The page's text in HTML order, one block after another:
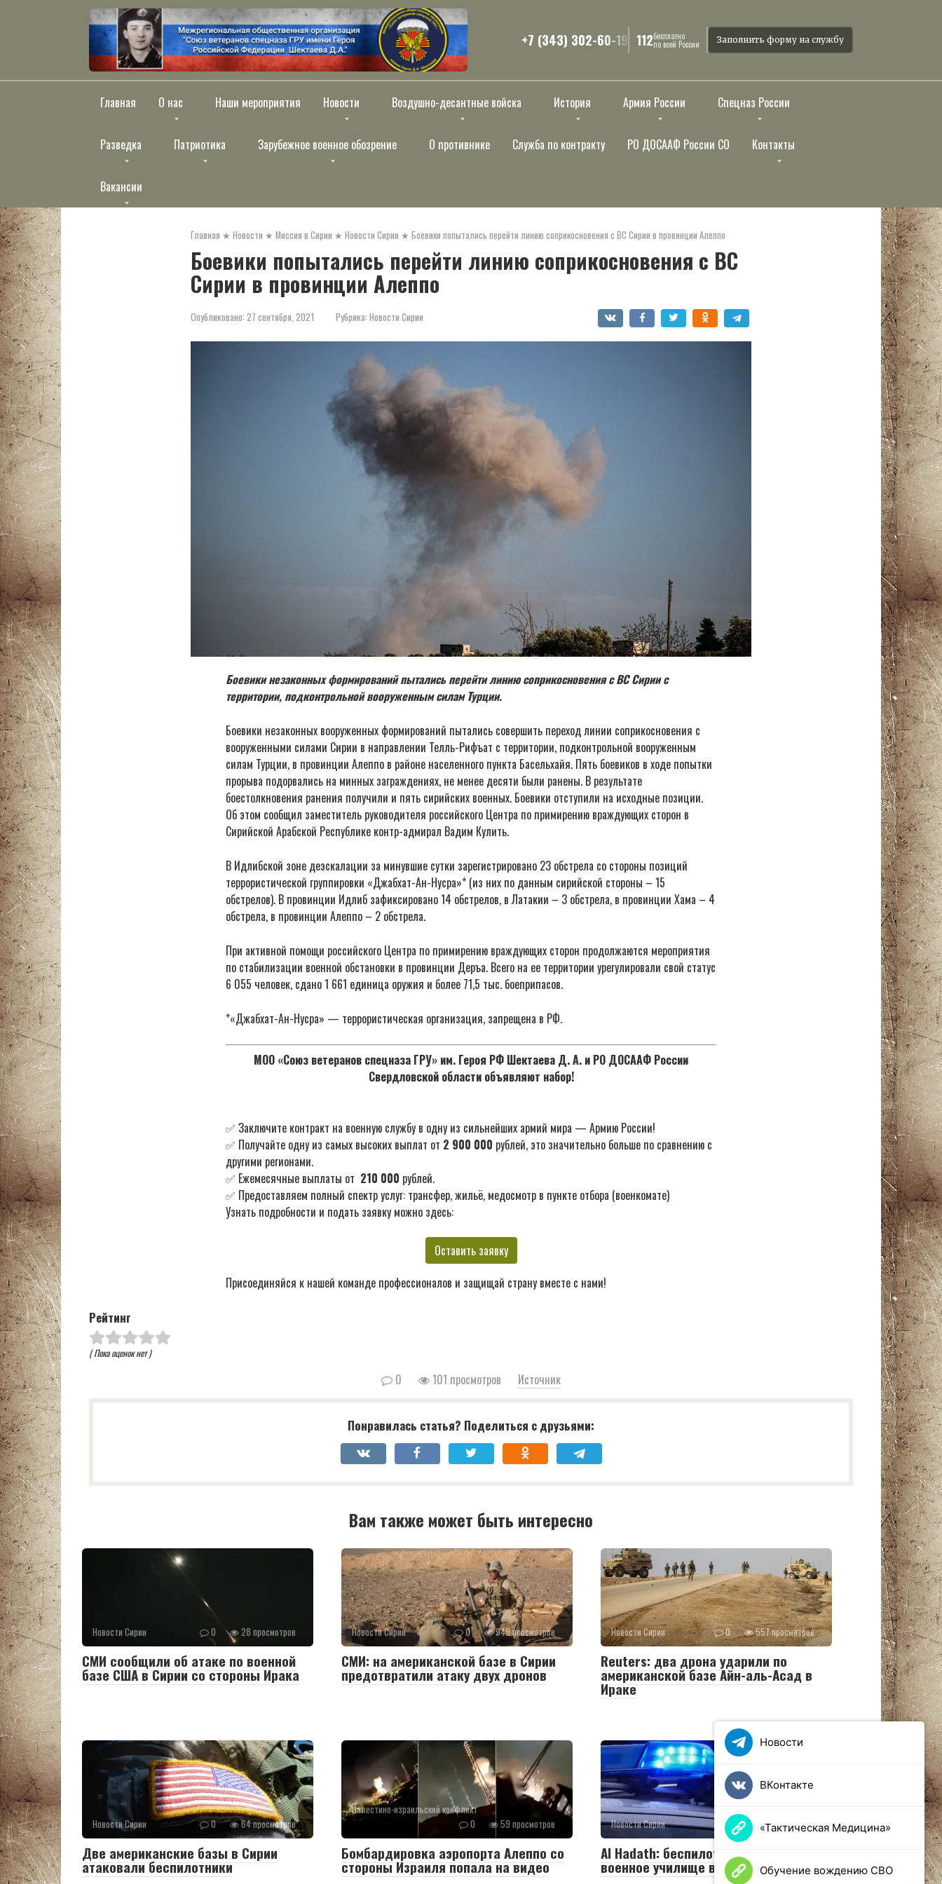
+7 (343) 302-60-19 112бесплатно
по всей России Заполнить форму на службу
Главная О нас Наши мероприятия Новости Воздушно-десантные войска История Армия России Спецназ России
Разведка Патриотика Зарубежное военное обозрение О противнике Служба по контракту РО ДОСААФ России СО Контакты
Вакансии
Главная ★ Новости ★ Миссия в Сирии ★ Новости Сирии ★ Боевики попытались перейти линию соприкосновения с ВС Сирии в провинции Алеппо
Боевики попытались перейти линию соприкосновения с ВС
Сирии в провинции Алеппо
Опубликовано: 27 сентября, 2021 Рубрика: Новости Сирии
Боевики незаконных формирований пытались перейти линию соприкосновения с ВС Сирии с
территории, подконтрольной вооруженным силам Турции.
Боевики незаконных вооруженных формирований пытались совершить переход линии соприкосновения с
вооруженными силами Сирии в направлении Телль-Рифъат с территории, подконтрольной вооруженным
силам Турции, в провинции Алеппо в районе населенного пункта Басельхайя. Пять боевиков в ходе попытки
прорыва подорвались на минных заграждениях, не менее десяти были ранены. В результате
боестолкновения ранения получили и пять сирийских военных. Боевики отступили на исходные позиции.
Об этом сообщил заместитель руководителя российского Центра по примирению враждующих сторон в
Сирийской Арабской Республике контр-адмирал Вадим Кулить.
В Идлибской зоне деэскалации за минувшие сутки зарегистрировано 23 обстрела со стороны позиций
террористической группировки «Джабхат-Ан-Нусра»* (из них по данным сирийской стороны – 15
обстрелов). В провинции Идлиб зафиксировано 14 обстрелов, в Латакии – 3 обстрела, в провинции Хама – 4
обстрела, в провинции Алеппо – 2 обстрела.
При активной помощи российского Центра по примирению враждующих сторон продолжаются мероприятия
по стабилизации военной обстановки в провинции Деръа. Всего на ее территории урегулировали свой статус
6 055 человек, сдано 1 661 единица оружия и более 71,5 тыс. боеприпасов.
*«Джабхат-Ан-Нусра» — террористическая организация, запрещена в РФ.
МОО «Союз ветеранов спецназа ГРУ» им. Героя РФ Шектаева Д. А. и РО ДОСААФ России
Свердловской области объявляют набор!
✅ Заключите контракт на военную службу в одну из сильнейших армий мира — Армию России!
✅ Получайте одну из самых высоких выплат от 2 900 000 рублей, это значительно больше по сравнению с
другими регионами.
✅ Ежемесячные выплаты от 210 000 рублей.
✅ Предоставляем полный спектр услуг: трансфер, жильё, медосмотр в пункте отбора (военкомате)
Узнать подробности и подать заявку можно здесь:
Оставить заявку
Присоединяйся к нашей команде профессионалов и защищай страну вместе с нами!
Рейтинг
( Пока оценок нет )
0 101 просмотров Источник
Понравилась статья? Поделиться с друзьями:
Вам также может быть интересно
Новости Сирии 0 28 просмотров
СМИ сообщили об атаке по военной
базе США в Сирии со стороны Ирака
Новости Сирии 0 949 просмотров
СМИ: на американской базе в Сирии
предотвратили атаку двух дронов
Новости Сирии 0 557 просмотров
Reuters: два дрона ударили по
американской базе Айн-аль-Асад в
Ираке
Новости Сирии 0 64 просмотров
Две американские базы в Сирии
атаковали беспилотники
Палестино-израильский конфликт
0
59 просмотров
Бомбардировка аэропорта Алеппо со
стороны Израиля попала на видео
Новости Сирии 0 64 просмотров
Al Hadath: беспилотник атаковал
военное училище в сирийском Хомсе
Новости
ВКонтакте
«Тактическая Медицина»
Обучение вождению СВО